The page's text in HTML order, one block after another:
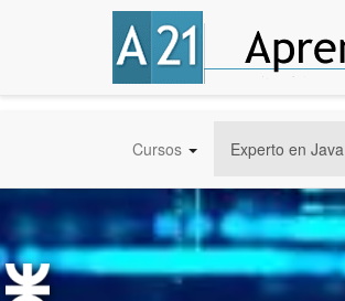
Cursos Experto en Java